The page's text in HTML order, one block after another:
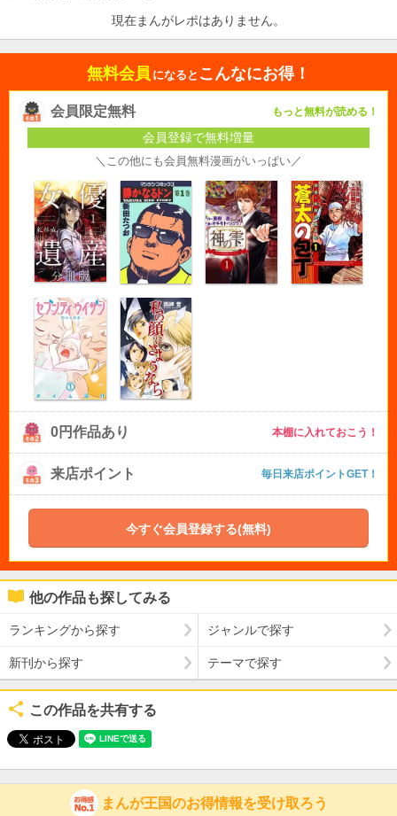
現在まんがレポはありません。
無料会員 になると こんなにお得！
会員限定無料 もっと無料が読める！
会員登録で無料増量
＼この他にも会員無料漫画がいっぱい／
0円作品あり 本棚に入れておこう！
来店ポイント 毎日来店ポイントGET！
今すぐ会員登録する(無料)
他の作品も探してみる
ランキングから探す ジャンルで探す
新刊から探す テーマで探す
この作品を共有する
まんが王国のお得情報を受け取ろう